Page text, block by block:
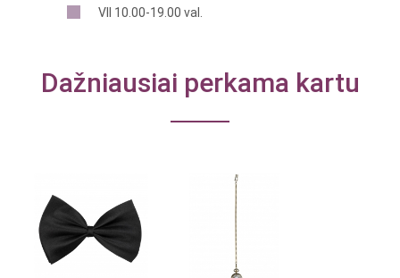
VII 10.00-19.00 val.
Dažniausiai perkama kartu